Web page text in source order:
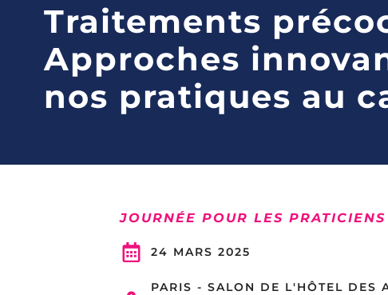
Traitements
Approches
nos pratiques au
JOURNÉE POUR LES
24 MARS 2025
PARIS - SALON DE L'HÔTEL DES